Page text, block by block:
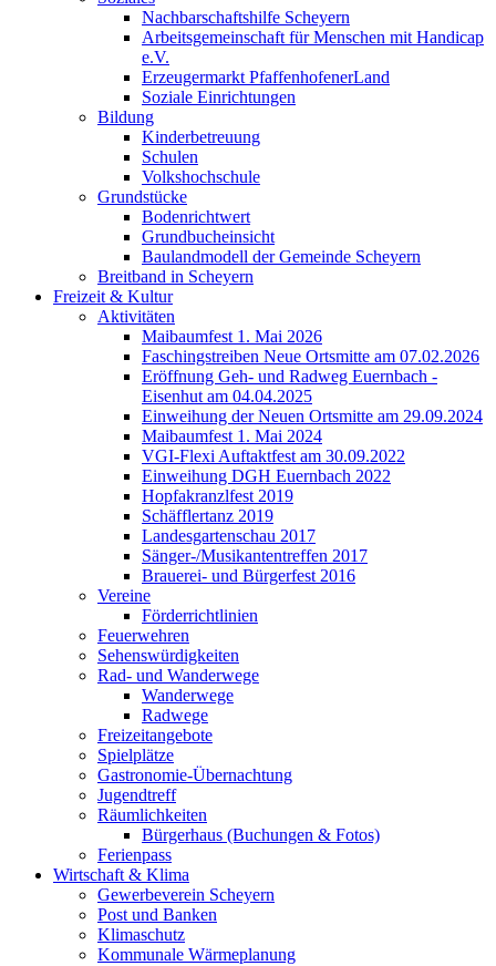
Nachbarschaftshilfe Scheyern
Arbeitsgemeinschaft für Menschen mit Handicap
e.V.
Erzeugermarkt PfaffenhofenerLand
Soziale Einrichtungen
Bildung
Kinderbetreuung
Schulen
Volkshochschule
Grundstücke
Bodenrichtwert
Grundbucheinsicht
Baulandmodell der Gemeinde Scheyern
Breitband in Scheyern
Freizeit & Kultur
Aktivitäten
Maibaumfest 1. Mai 2026
Faschingstreiben Neue Ortsmitte am 07.02.2026
Eröffnung Geh- und Radweg Euernbach -
Eisenhut am 04.04.2025
Einweihung der Neuen Ortsmitte am 29.09.2024
Maibaumfest 1. Mai 2024
VGI-Flexi Auftaktfest am 30.09.2022
Einweihung DGH Euernbach 2022
Hopfakranzlfest 2019
Schäfflertanz 2019
Landesgartenschau 2017
Sänger-/Musikantentreffen 2017
Brauerei- und Bürgerfest 2016
Vereine
Förderrichtlinien
Feuerwehren
Sehenswürdigkeiten
Rad- und Wanderwege
Wanderwege
Radwege
Freizeitangebote
Spielplätze
Gastronomie-Übernachtung
Jugendtreff
Räumlichkeiten
Bürgerhaus (Buchungen & Fotos)
Ferienpass
Wirtschaft & Klima
Gewerbeverein Scheyern
Post und Banken
Klimaschutz
Kommunale Wärmeplanung